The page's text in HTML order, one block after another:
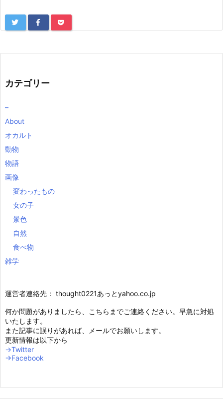
カテゴリー
–
About
オカルト
動物
物語
画像
変わったもの
女の子
景色
自然
食べ物
雑学
運営者連絡先： thought0221あっとyahoo.co.jp
何か問題がありましたら、こちらまでご連絡ください。早急に対処
いたします。
また記事に誤りがあれば、メールでお願いします。
更新情報は以下から
→Twitter
→Facebook